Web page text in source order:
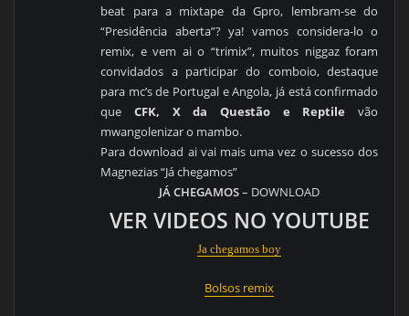
beat para a mixtape da Gpro, lembram-se do
“Presidência aberta”? ya! vamos considera-lo o
remix, e vem ai o “trimix”, muitos niggaz foram
convidados a participar do comboio, destaque
para mc’s de Portugal e Angola, já está confirmado
que CFK, X da Questão e Reptile vão
mwangolenizar o mambo.
Para download ai vai mais uma vez o sucesso dos
Magnezias “Já chegamos”
JÁ CHEGAMOS– DOWNLOAD
VER VIDEOS NO YOUTUBE
Ja chegamos boy
Bolsos remix